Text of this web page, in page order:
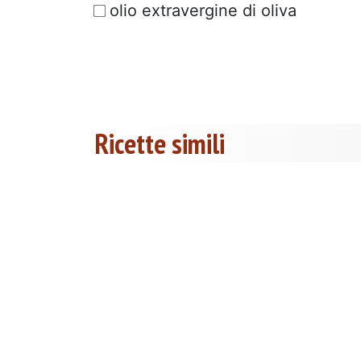
olio extravergine di oliva
Ricette simili